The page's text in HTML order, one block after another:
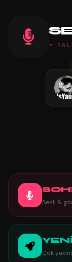
✦
Sesli &
Çok